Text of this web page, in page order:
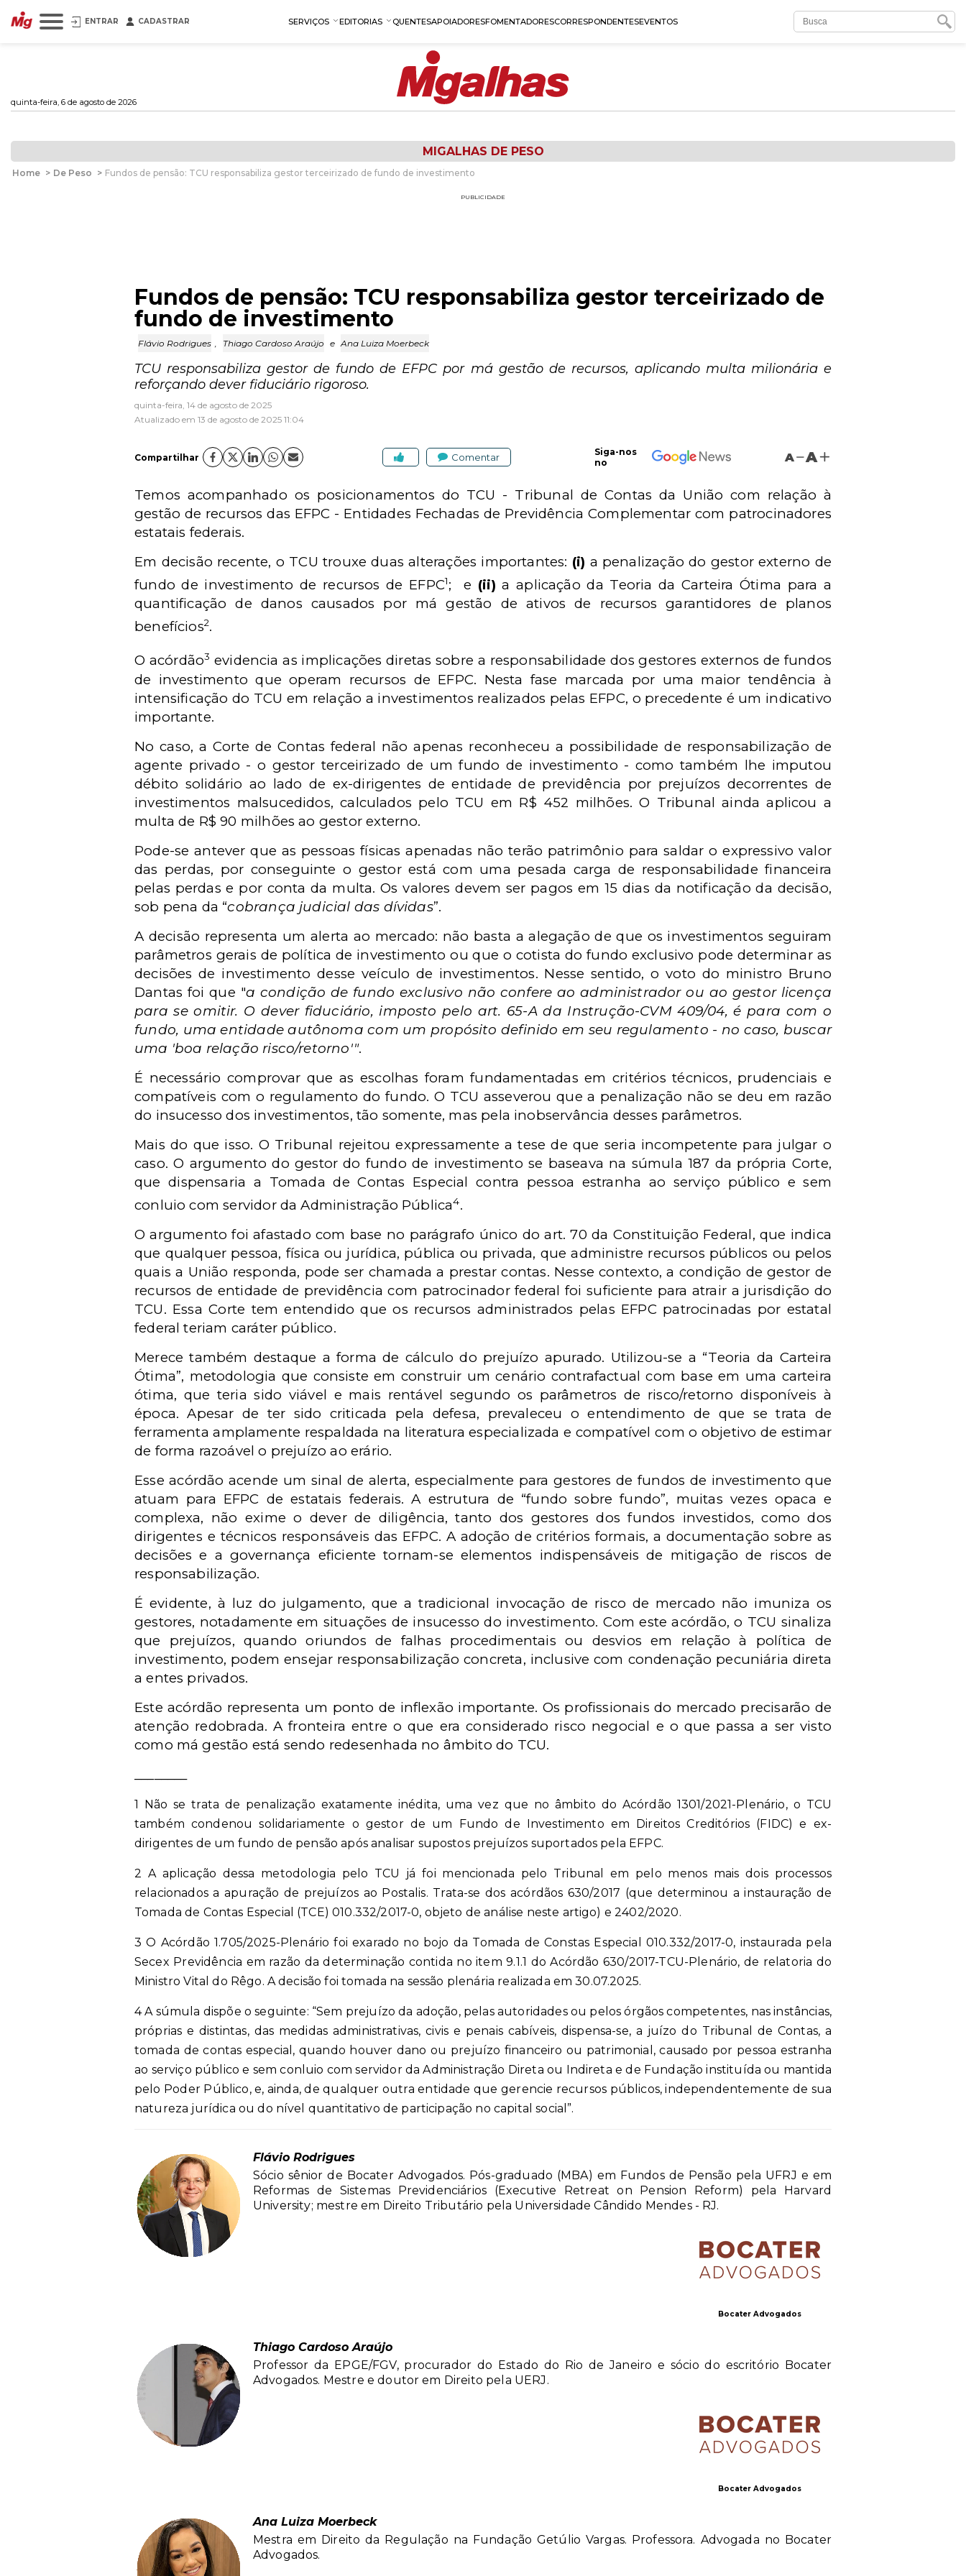
ENTRAR CADASTRAR SERVIÇOS EDITORIAS QUENTESAPOIADORESFOMENTADORESCORRESPONDENTESEVENTOS
quinta-feira, 6 de agosto de 2026
MIGALHAS DE PESO
Home > De Peso > Fundos de pensão: TCU responsabiliza gestor terceirizado de fundo de investimento
PUBLICIDADE
Fundos de pensão: TCU responsabiliza gestor terceirizado de
fundo de investimento
Flávio Rodrigues , Thiago Cardoso Araújo e Ana Luiza Moerbeck
TCU responsabiliza gestor de fundo de EFPC por má gestão de recursos, aplicando multa milionária e
reforçando dever fiduciário rigoroso.
quinta-feira, 14 de agosto de 2025
Atualizado em 13 de agosto de 2025 11:04
Compartilhar Comentar
Siga-nos
no
A A
Temos acompanhado os posicionamentos do TCU - Tribunal de Contas da União com relação à
gestão de recursos das EFPC - Entidades Fechadas de Previdência Complementar com patrocinadores
estatais federais.
Em decisão recente, o TCU trouxe duas alterações importantes: (i) a penalização do gestor externo de
fundo de investimento de recursos de EFPC1; e (ii) a aplicação da Teoria da Carteira Ótima para a
quantificação de danos causados por má gestão de ativos de recursos garantidores de planos
benefícios2.
O acórdão3 evidencia as implicações diretas sobre a responsabilidade dos gestores externos de fundos
de investimento que operam recursos de EFPC. Nesta fase marcada por uma maior tendência à
intensificação do TCU em relação a investimentos realizados pelas EFPC, o precedente é um indicativo
importante.
No caso, a Corte de Contas federal não apenas reconheceu a possibilidade de responsabilização de
agente privado - o gestor terceirizado de um fundo de investimento - como também lhe imputou
débito solidário ao lado de ex-dirigentes de entidade de previdência por prejuízos decorrentes de
investimentos malsucedidos, calculados pelo TCU em R$ 452 milhões. O Tribunal ainda aplicou a
multa de R$ 90 milhões ao gestor externo.
Pode-se antever que as pessoas físicas apenadas não terão patrimônio para saldar o expressivo valor
das perdas, por conseguinte o gestor está com uma pesada carga de responsabilidade financeira
pelas perdas e por conta da multa. Os valores devem ser pagos em 15 dias da notificação da decisão,
sob pena da “cobrança judicial das dívidas”.
A decisão representa um alerta ao mercado: não basta a alegação de que os investimentos seguiram
parâmetros gerais de política de investimento ou que o cotista do fundo exclusivo pode determinar as
decisões de investimento desse veículo de investimentos. Nesse sentido, o voto do ministro Bruno
Dantas foi que "a condição de fundo exclusivo não confere ao administrador ou ao gestor licença
para se omitir. O dever fiduciário, imposto pelo art. 65-A da Instrução-CVM 409/04, é para com o
fundo, uma entidade autônoma com um propósito definido em seu regulamento - no caso, buscar
uma 'boa relação risco/retorno'".
É necessário comprovar que as escolhas foram fundamentadas em critérios técnicos, prudenciais e
compatíveis com o regulamento do fundo. O TCU asseverou que a penalização não se deu em razão
do insucesso dos investimentos, tão somente, mas pela inobservância desses parâmetros.
Mais do que isso. O Tribunal rejeitou expressamente a tese de que seria incompetente para julgar o
caso. O argumento do gestor do fundo de investimento se baseava na súmula 187 da própria Corte,
que dispensaria a Tomada de Contas Especial contra pessoa estranha ao serviço público e sem
conluio com servidor da Administração Pública4.
O argumento foi afastado com base no parágrafo único do art. 70 da Constituição Federal, que indica
que qualquer pessoa, física ou jurídica, pública ou privada, que administre recursos públicos ou pelos
quais a União responda, pode ser chamada a prestar contas. Nesse contexto, a condição de gestor de
recursos de entidade de previdência com patrocinador federal foi suficiente para atrair a jurisdição do
TCU. Essa Corte tem entendido que os recursos administrados pelas EFPC patrocinadas por estatal
federal teriam caráter público.
Merece também destaque a forma de cálculo do prejuízo apurado. Utilizou-se a “Teoria da Carteira
Ótima”, metodologia que consiste em construir um cenário contrafactual com base em uma carteira
ótima, que teria sido viável e mais rentável segundo os parâmetros de risco/retorno disponíveis à
época. Apesar de ter sido criticada pela defesa, prevaleceu o entendimento de que se trata de
ferramenta amplamente respaldada na literatura especializada e compatível com o objetivo de estimar
de forma razoável o prejuízo ao erário.
Esse acórdão acende um sinal de alerta, especialmente para gestores de fundos de investimento que
atuam para EFPC de estatais federais. A estrutura de “fundo sobre fundo”, muitas vezes opaca e
complexa, não exime o dever de diligência, tanto dos gestores dos fundos investidos, como dos
dirigentes e técnicos responsáveis das EFPC. A adoção de critérios formais, a documentação sobre as
decisões e a governança eficiente tornam-se elementos indispensáveis de mitigação de riscos de
responsabilização.
É evidente, à luz do julgamento, que a tradicional invocação de risco de mercado não imuniza os
gestores, notadamente em situações de insucesso do investimento. Com este acórdão, o TCU sinaliza
que prejuízos, quando oriundos de falhas procedimentais ou desvios em relação à política de
investimento, podem ensejar responsabilização concreta, inclusive com condenação pecuniária direta
a entes privados.
Este acórdão representa um ponto de inflexão importante. Os profissionais do mercado precisarão de
atenção redobrada. A fronteira entre o que era considerado risco negocial e o que passa a ser visto
como má gestão está sendo redesenhada no âmbito do TCU.
1 Não se trata de penalização exatamente inédita, uma vez que no âmbito do Acórdão 1301/2021-Plenário, o TCU
também condenou solidariamente o gestor de um Fundo de Investimento em Direitos Creditórios (FIDC) e ex-
dirigentes de um fundo de pensão após analisar supostos prejuízos suportados pela EFPC.
2 A aplicação dessa metodologia pelo TCU já foi mencionada pelo Tribunal em pelo menos mais dois processos
relacionados a apuração de prejuízos ao Postalis. Trata-se dos acórdãos 630/2017 (que determinou a instauração de
Tomada de Contas Especial (TCE) 010.332/2017-0, objeto de análise neste artigo) e 2402/2020.
3 O Acórdão 1.705/2025-Plenário foi exarado no bojo da Tomada de Constas Especial 010.332/2017-0, instaurada pela
Secex Previdência em razão da determinação contida no item 9.1.1 do Acórdão 630/2017-TCU-Plenário, de relatoria do
Ministro Vital do Rêgo. A decisão foi tomada na sessão plenária realizada em 30.07.2025.
4 A súmula dispõe o seguinte: “Sem prejuízo da adoção, pelas autoridades ou pelos órgãos competentes, nas instâncias,
próprias e distintas, das medidas administrativas, civis e penais cabíveis, dispensa-se, a juízo do Tribunal de Contas, a
tomada de contas especial, quando houver dano ou prejuízo financeiro ou patrimonial, causado por pessoa estranha
ao serviço público e sem conluio com servidor da Administração Direta ou Indireta e de Fundação instituída ou mantida
pelo Poder Público, e, ainda, de qualquer outra entidade que gerencie recursos públicos, independentemente de sua
natureza jurídica ou do nível quantitativo de participação no capital social”.
Flávio Rodrigues
Sócio sênior de Bocater Advogados. Pós-graduado (MBA) em Fundos de Pensão pela UFRJ e em
Reformas de Sistemas Previdenciários (Executive Retreat on Pension Reform) pela Harvard
University; mestre em Direito Tributário pela Universidade Cândido Mendes - RJ.
Bocater Advogados
Thiago Cardoso Araújo
Professor da EPGE/FGV, procurador do Estado do Rio de Janeiro e sócio do escritório Bocater
Advogados. Mestre e doutor em Direito pela UERJ.
Bocater Advogados
Ana Luiza Moerbeck
Mestra em Direito da Regulação na Fundação Getúlio Vargas. Professora. Advogada no Bocater
Advogados.